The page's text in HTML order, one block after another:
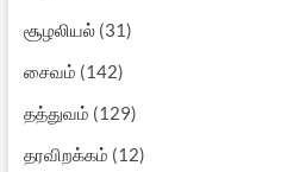
சூழலியல்(31)
சைவம் (142)
தத்துவம் (129)
தரவிறக்கம் (12)